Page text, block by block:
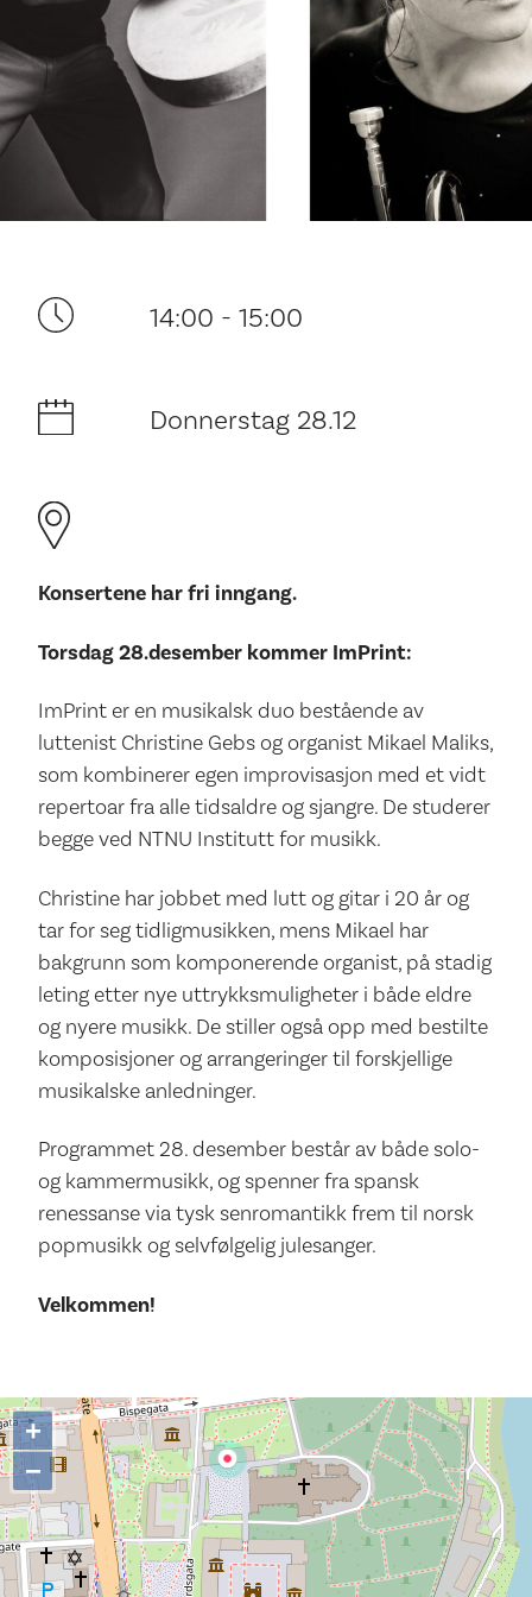
Ditt besøk
Musikk
Historie og arkitektur
14:00 - 15:00
Donnerstag 28.12
Konsertene har fri inngang.
Torsdag 28.desember kommer ImPrint:
ImPrint er en musikalsk duo bestående av
luttenist Christine Gebs og organist Mikael Maliks,
som kombinerer egen improvisasjon med et vidt
repertoar fra alle tidsaldre og sjangre. De studerer
begge ved NTNU Institutt for musikk.
Christine har jobbet med lutt og gitar i 20 år og
tar for seg tidligmusikken, mens Mikael har
bakgrunn som komponerende organist, på stadig
leting etter nye uttrykksmuligheter i både eldre
og nyere musikk. De stiller også opp med bestilte
komposisjoner og arrangeringer til forskjellige
musikalske anledninger.
Programmet 28. desember består av både solo-
og kammermusikk, og spenner fra spansk
renessanse via tysk senromantikk frem til norsk
popmusikk og selvfølgelig julesanger.
Velkommen!
+
−